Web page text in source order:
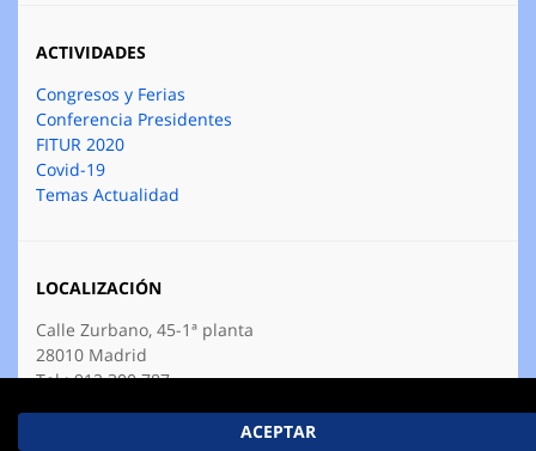
ACTIVIDADES
Congresos y Ferias
Conferencia Presidentes
FITUR 2020
Covid-19
Temas Actualidad
LOCALIZACIÓN
Calle Zurbano, 45-1ª planta
28010 Madrid
Tel.: 912 300 787